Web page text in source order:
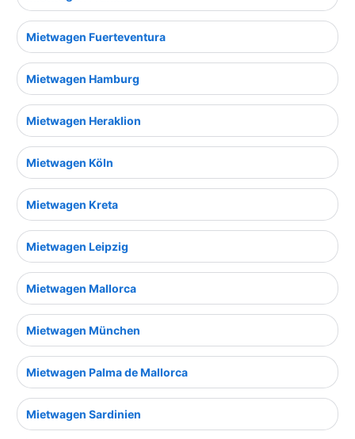
Mietwagen Fuerteventura
Mietwagen Hamburg
Mietwagen Heraklion
Mietwagen Köln
Mietwagen Kreta
Mietwagen Leipzig
Mietwagen Mallorca
Mietwagen München
Mietwagen Palma de Mallorca
Mietwagen Sardinien